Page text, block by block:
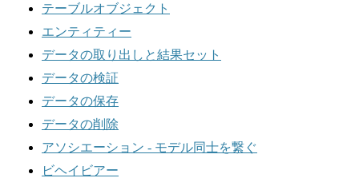
テーブルオブジェクト
エンティティー
データの取り出しと結果セット
データの検証
データの保存
データの削除
アソシエーション - モデル同士を繋ぐ
ビヘイビアー